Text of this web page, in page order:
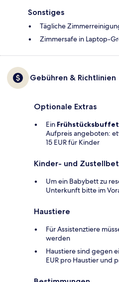
Sonstiges
Tägliche
Zimmersafe in Laptop-
Gebühren & Richtlinien
Optionale Extras
Ein Frühstücksbuffet
Aufpreis angeboten:
15 EUR für Kinder
Kinder- und
Um ein Babybett zu
Unterkunft bitte im
Haustiere
Für Assistenztiere
werden
Haustiere sind gegen
EUR pro Haustier und